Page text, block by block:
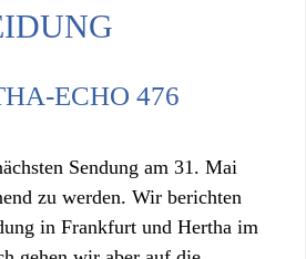
ECHO 476
Sendung am 31. Mai
zu werden. Wir berichten
in Frankfurt und Hertha im